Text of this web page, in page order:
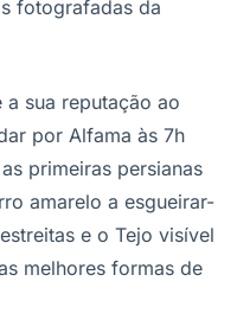
fotografadas da
a sua reputação ao
por Alfama às 7h
primeiras persianas
amarelo a esgueirar-
e o Tejo visível
melhores formas de